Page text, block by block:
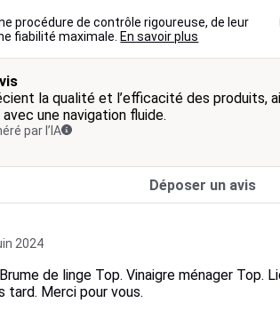
procédure de contrôle rigoureuse, de leur
fiabilité maximale. En savoir plus
la qualité et l’efficacité des produits,
une navigation fluide.
par l’IA
Déposer un avis
2024
de linge Top. Vinaigre ménager Top.
tard. Merci pour vous.